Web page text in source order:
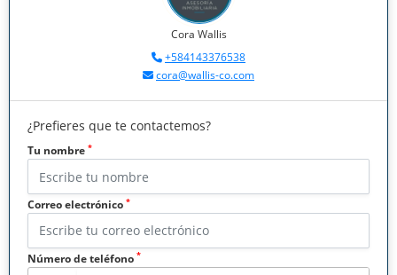
Cora Wallis
+584143376538
cora@wallis-co.com
¿Prefieres que te contactemos?
Tu nombre *
Correo electrónico *
Número de teléfono *